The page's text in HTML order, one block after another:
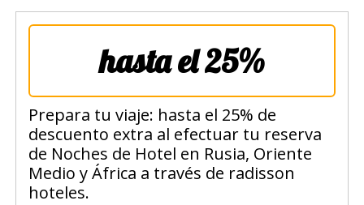
hasta el 25%
Prepara tu viaje: hasta el 25% de
descuento extra al efectuar tu reserva
de Noches de Hotel en Rusia, Oriente
Medio y África a través de radisson
hoteles.